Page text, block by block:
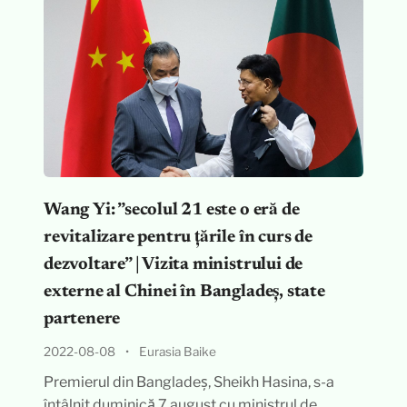
Wang Yi: ”secolul 21 este o eră de
revitalizare pentru țările în curs de
dezvoltare” | Vizita ministrului de
externe al Chinei în Bangladeș, state
partenere
2022-08-08 • Eurasia Baike
Premierul din Bangladeș, Sheikh Hasina, s-a